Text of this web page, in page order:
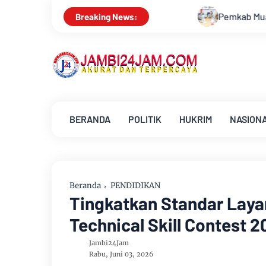
Breaking News:
Pemkab Muarojambi Mediasi Konflik PT Sinar Agro Tenera
BERANDA POLITIK HUKRIM
Beranda PENDIDIKAN
Tingkatkan Standar
Technical Skill Contest
Jambi24Jam
Rabu, Juni 03, 2026